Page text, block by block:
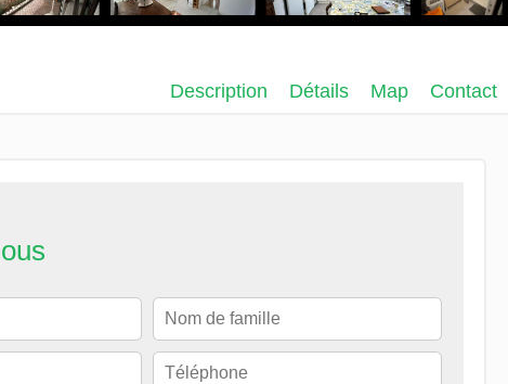
Description Détails Map Contact